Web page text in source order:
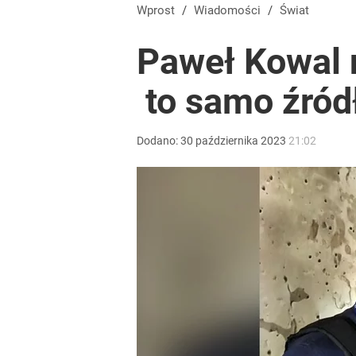
Niemiecka prasa uderza w Nawrockiego. Wini go
Pranie pachnie obłędnie. Ten patent z Sycylii
Wrze po roku Nawrockiego. „Największa hańba”
Wprost / Wiadomości / Świat
Paweł
to samo
Dodano:30 października 2023 21:02